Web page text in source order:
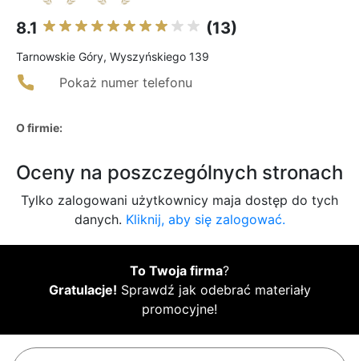
8.1 (13)
Tarnowskie Góry, Wyszyńskiego 139
Pokaż numer telefonu
O firmie:
Oceny na poszczególnych stronach
Tylko zalogowani użytkownicy maja dostęp do tych
danych. Kliknij, aby się zalogować.
To Twoja firma?
Gratulacje! Sprawdź jak odebrać materiały
promocyjne!